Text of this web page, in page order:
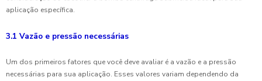
aplicação específica.
3.1 Vazão e pressão necessárias
Um dos primeiros fatores que você deve avaliar é a vazão e a pressão
necessárias para sua aplicação. Esses valores variam dependendo da